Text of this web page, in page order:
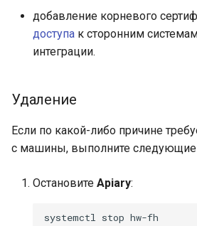
добавление корневого
доступа к сторонним
интеграции.
Удаление
Если по какой-либо причине
с машины, выполните следующие
Остановите Apiary:
systemctl stop